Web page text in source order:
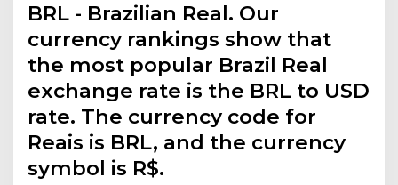
BRL - Brazilian Real. Our
currency rankings show that
the most popular Brazil Real
exchange rate is the BRL to USD
rate. The currency code for
Reais is BRL, and the currency
symbol is R$.